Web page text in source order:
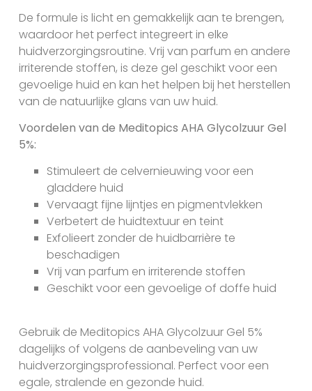
De formule is licht en gemakkelijk aan te brengen,
waardoor het perfect integreert in elke
huidverzorgingsroutine. Vrij van parfum en andere
irriterende stoffen, is deze gel geschikt voor een
gevoelige huid en kan het helpen bij het herstellen
van de natuurlijke glans van uw huid.
Voordelen van de Meditopics AHA Glycolzuur Gel
5%:
Stimuleert de celvernieuwing voor een
gladdere huid
Vervaagt fijne lijntjes en pigmentvlekken
Verbetert de huidtextuur en teint
Exfolieert zonder de huidbarrière te
beschadigen
Vrij van parfum en irriterende stoffen
Geschikt voor een gevoelige of doffe huid
Gebruik de Meditopics AHA Glycolzuur Gel 5%
dagelijks of volgens de aanbeveling van uw
huidverzorgingsprofessional. Perfect voor een
egale, stralende en gezonde huid.